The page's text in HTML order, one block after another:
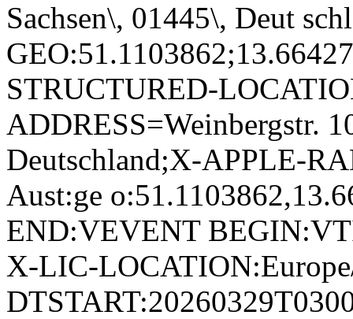
Sachsen\, 01445\, Deut
STRUCTURED-
ADDRESS=Weinbergstr.
Deutschland;X-APPLE-
Aust:ge
END:VEVENT
X-LIC-